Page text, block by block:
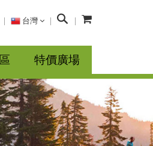
台灣
搜
特價廣場